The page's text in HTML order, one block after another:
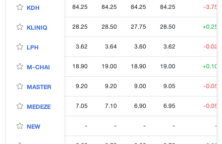
KDH 84.25 84.25 84.25 84.25 -3.75
KLINIQ 28.25 28.50 27.75 28.50 +0.25
LPH 3.62 3.64 3.60 3.62 -0.02
M-CHAI 18.90 19.00 18.90 19.00 +0.10
MASTER 9.20 9.20 9.00 9.05 -0.05
MEDEZE 7.05 7.10 6.90 6.95 -0.05
NEW - - - - -